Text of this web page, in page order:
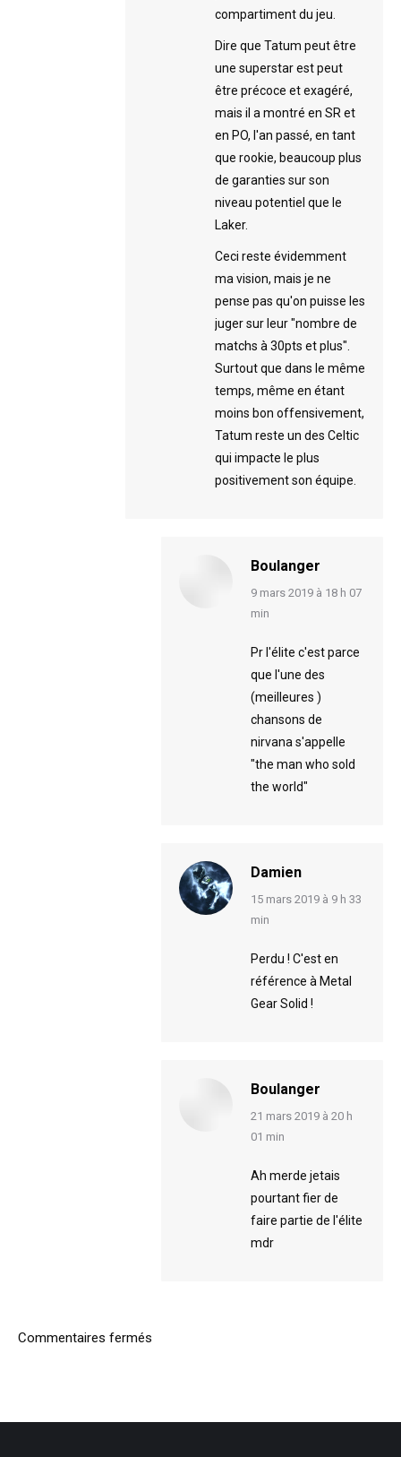
compartiment du jeu.
Dire que Tatum peut être
une superstar est peut
être précoce et exagéré,
mais il a montré en SR et
en PO, l'an passé, en tant
que rookie, beaucoup plus
de garanties sur son
niveau potentiel que le
Laker.
Ceci reste évidemment
ma vision, mais je ne
pense pas qu'on puisse les
juger sur leur "nombre de
matchs à 30pts et plus".
Surtout que dans le même
temps, même en étant
moins bon offensivement,
Tatum reste un des Celtic
qui impacte le plus
positivement son équipe.
Boulanger
says:
9 mars 2019 à 18 h 07
min
Pr l'élite c'est parce
que l'une des
(meilleures )
chansons de
nirvana s'appelle
"the man who sold
the world"
Damien
says:
15 mars 2019 à 9 h 33
min
Perdu ! C'est en
référence à Metal
Gear Solid !
Boulanger
says:
21 mars 2019 à 20 h
01 min
Ah merde jetais
pourtant fier de
faire partie de l'élite
mdr
Commentaires fermés